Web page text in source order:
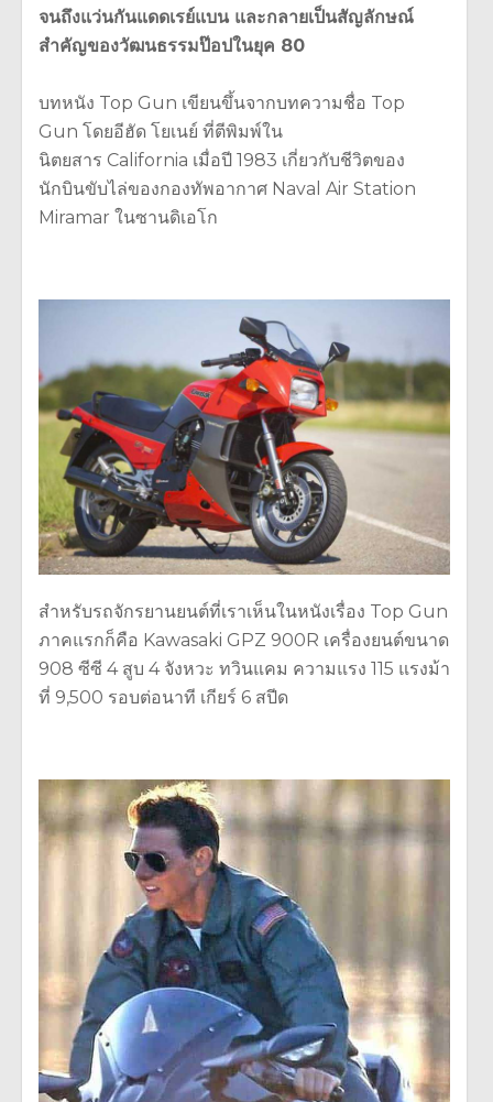
จนถึงแว่นกันแดดเรย์แบน และกลายเป็นสัญลักษณ์
สำคัญของวัฒนธรรมป๊อปในยุค 80
บทหนัง Top Gun เขียนขึ้นจากบทความชื่อ Top
Gun โดยอีฮัด โยเนย์ ที่ตีพิมพ์ใน
นิตยสาร California เมื่อปี 1983 เกี่ยวกับชีวิตของ
นักบินขับไล่ของกองทัพอากาศ Naval Air Station
Miramar ในซานดิเอโก
สำหรับรถจักรยานยนต์ที่เราเห็นในหนังเรื่อง Top Gun
ภาคแรกก็คือ Kawasaki GPZ 900R เครื่องยนต์ขนาด
908 ซีซี 4 สูบ 4 จังหวะ ทวินแคม ความแรง 115 แรงม้า
ที่ 9,500 รอบต่อนาที เกียร์ 6 สปีด